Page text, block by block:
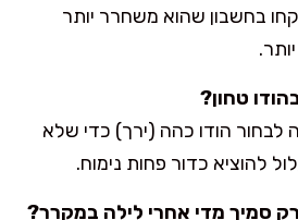
בחשבון שהוא משחרר יותר
טחון?
לבחור הודו כהה (ירך) כדי שלא
להוציא כדור פחות נימוח.
סמיך מדי אחרי לילה במקרר?